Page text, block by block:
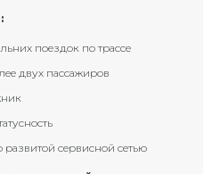
поездок по трассе
двух пассажиров
развитой сервисной сетью